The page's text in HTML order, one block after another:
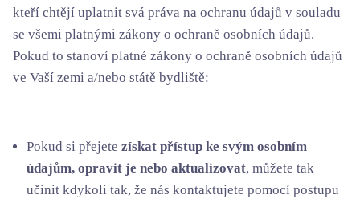
kteří chtějí uplatnit svá práva na ochranu údajů v souladu
se všemi platnými zákony o ochraně osobních údajů.
Pokud to stanoví platné zákony o ochraně osobních údajů
ve Vaší zemi a/nebo státě bydliště:
Pokud si přejetezískat přístup ke svým osobním
údajům, opravit je nebo aktualizovat, můžete tak
učinit kdykoli tak, že nás kontaktujete pomocí postupu